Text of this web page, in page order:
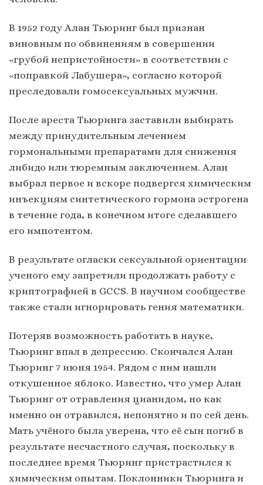
В 1952 году Алан Тьюринг был признан
виновным по обвинениям в совершении
«грубой непристойности» в соответствии с
«поправкой Лабушера», согласно которой
преследовали гомосексуальных мужчин.
После ареста Тьюринга заставили выбирать
между принудительным лечением
гормональными препаратами для снижения
либидо или тюремным заключением. Алан
выбрал первое и вскоре подвергся химическим
инъекциям синтетического гормона эстрогена
в течение года, в конечном итоге сделавшего
его импотентом.
В результате огласки сексуальной ориентации
ученого ему запретили продолжать работу с
криптографией в GCCS. В научном сообществе
также стали игнорировать гения математики.
Потеряв возможность работать в науке,
Тьюринг впал в депрессию. Скончался Алан
Тьюринг 7 июня 1954. Рядом с ним нашли
откушенное яблоко. Известно, что умер Алан
Тьюринг от отравления цианидом, но как
именно он отравился, непонятно и по сей день.
Мать учёного была уверена, что её сын погиб в
результате несчастного случая, поскольку в
последнее время Тьюринг пристрастился к
химическим опытам. Поклонники Тьюринга и